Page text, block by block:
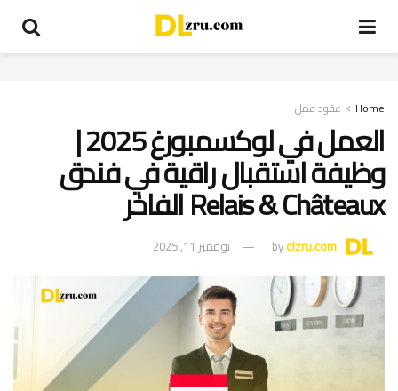
Home عقود عمل
العمل في لوكسمبورغ 2025 |
وظيفة استقبال راقية في فندق
Relais & Châteaux الفاخر
bydlzru.com نوفمبر 11, 2025